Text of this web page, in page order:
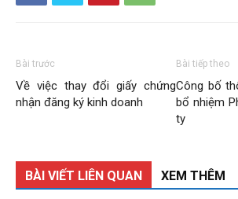
Vang
Bài trước
Về việc thay đổi giấy chứng
nhận đăng ký kinh doanh
Bài tiếp theo
Công bố
bổ nhiệm
ty
BÀI VIẾT LIÊN QUAN XEM THÊM